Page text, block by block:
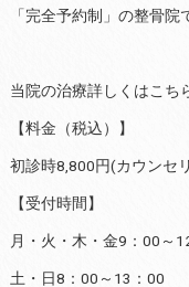
「完全予約制」の整骨院
当院の治療詳しくはこち
【料金（税込）】
初診時8,800円(カウン
【受付時間】
月・火・木・金9：00
土・日8：00～13：00